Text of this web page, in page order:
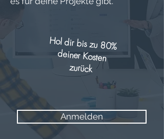
Hol dir bis zu 80%
deiner Kosten
zurück
Anmelden